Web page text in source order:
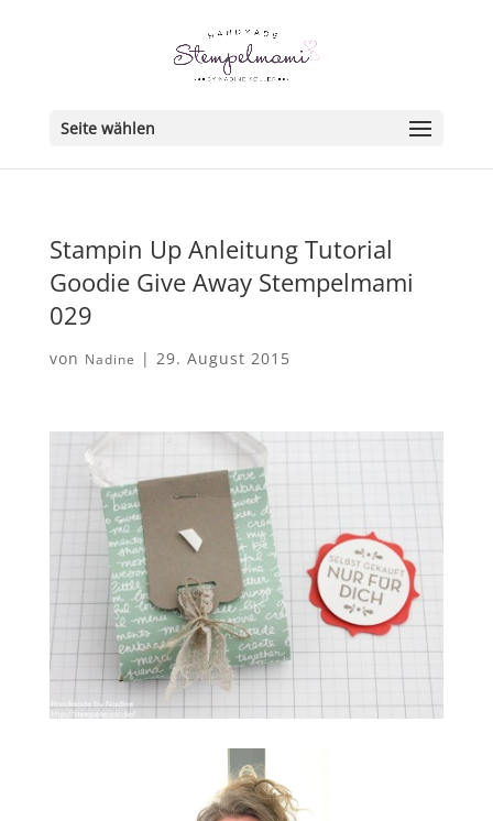
Seite wählen
Stampin Up Anleitung Tutorial
Goodie Give Away Stempelmami
029
von Nadine | 29. August 2015